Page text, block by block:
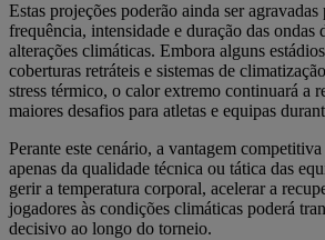
Estas projeções poderão ainda ser
frequência, intensidade e duração das ondas
alterações climáticas. Embora alguns
coberturas retráteis e sistemas de
stress térmico, o calor extremo continuará a
maiores desafios para atletas e equipas
Perante este cenário, a vantagem
apenas da qualidade técnica ou tática das
gerir a temperatura corporal, acelerar a
jogadores às condições climáticas poderá
decisivo ao longo do torneio.